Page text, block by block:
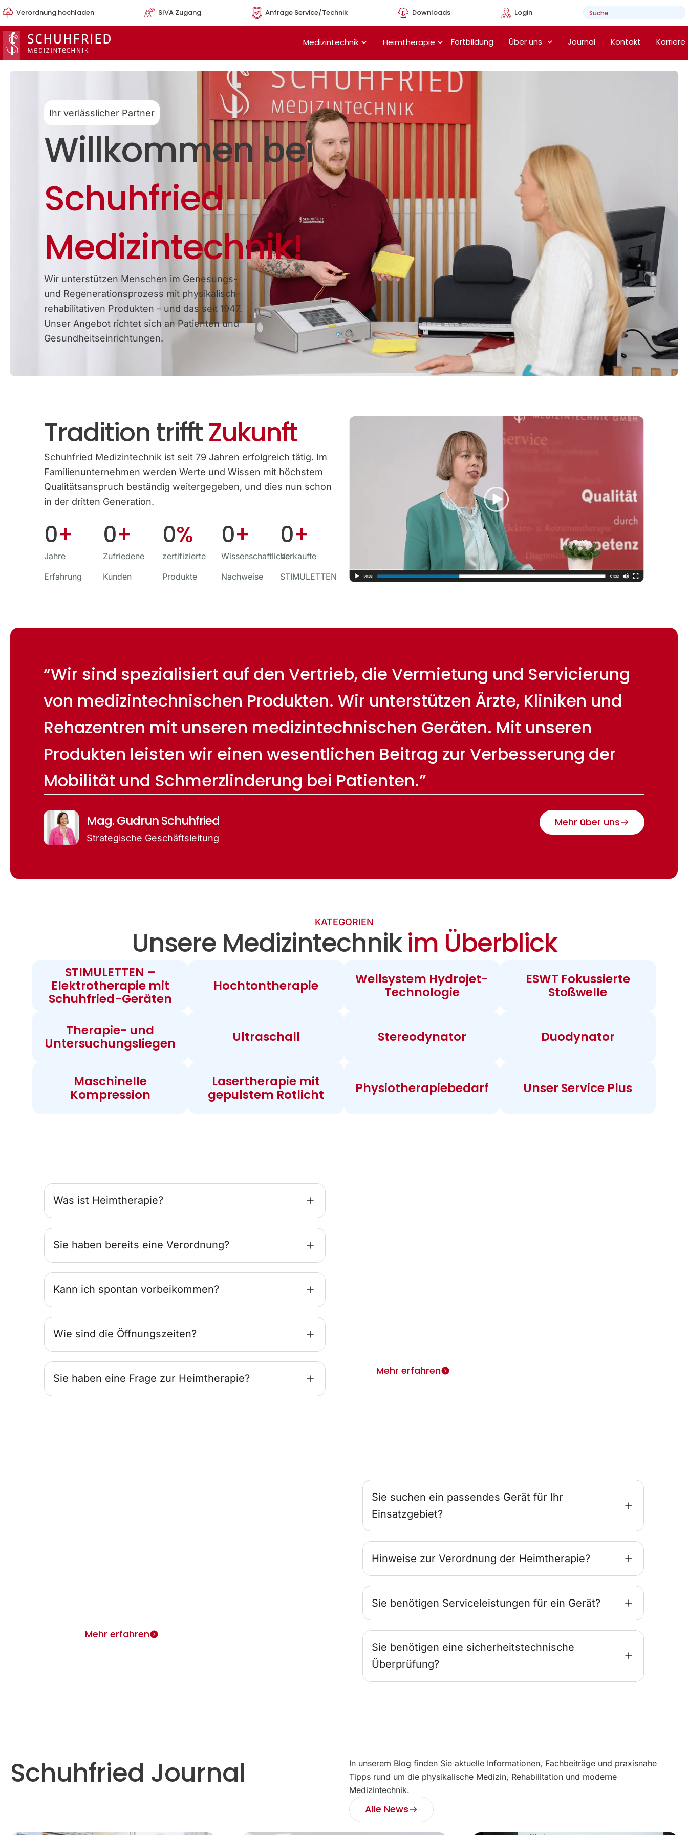
Zum
Inhalt
springen
Verordnung hochladen SIVA Zugang Anfrage Service/Technik Downloads Login
Medizintechnik Öffne Medizintechnik
Heimtherapie Öffne Heimtherapie
Fortbildung Über uns Journal Kontakt Karriere
Ihr verlässlicher Partner
Willkommen bei
Schuhfried
Medizintechnik!
Wir unterstützen Menschen im Genesungs-
und Regenerationsprozess mit physikalisch-
rehabilitativen Produkten – und das seit 1947.
Unser Angebot richtet sich an Patienten und
Gesundheitseinrichtungen.
Tradition trifftZukunft
Schuhfried Medizintechnik ist seit 79 Jahren erfolgreich tätig. Im
Familien­unternehmen werden Werte und Wissen mit höchstem
Qualitäts­anspruch beständig weitergegeben, und dies nun schon
in der dritten Generation.
Jahre
Erfahrung
0+
Zufriedene
Kunden
0+
zertifizierte
Produkte
0%
Wissenschaftliche
Nachweise
0+
Verkaufte
STIMULETTEN
0+
“Wir sind spezialisiert auf den Vertrieb, die Vermietung und Servicierung
von medizintechnischen Produkten. Wir unterstützen Ärzte, Kliniken und
Rehazentren mit unseren medizintechnischen Geräten. Mit unseren
Produkten leisten wir einen wesentlichen Beitrag zur Verbesserung der
Mobilität und Schmerzlinderung bei Patienten.”
Mag. Gudrun Schuhfried
Strategische Geschäftsleitung
Mehr über uns
KATEGORIEN
Unsere Medizintechnikim Überblick
STIMULETTEN –
Elektrotherapie mit
Schuhfried-Geräten
Hochtontherapie
Wellsystem Hydrojet-
Technologie
ESWT Fokussierte
Stoßwelle
Therapie- und
Untersuchungsliegen
Ultraschall Stereodynator Duodynator
Maschinelle
Kompression
Lasertherapie mit
gepulstem Rotlicht
Physiotherapiebedarf Unser Service Plus
Was ist Heimtherapie?
Sie haben bereits eine Verordnung?
Kann ich spontan vorbeikommen?
Wie sind die Öffnungszeiten?
Sie haben eine Frage zur Heimtherapie?
Mehr erfahren
Sie suchen ein passendes Gerät für Ihr
Einsatzgebiet?
Hinweise zur Verordnung der Heimtherapie?
Sie benötigen Serviceleistungen für ein Gerät?
Sie benötigen eine sicherheitstechnische
Überprüfung?
Mehr erfahren
Schuhfried Journal
In unserem Blog finden Sie aktuelle Informationen, Fachbeiträge und praxisnahe
Tipps rund um die physikalische Medizin, Rehabilitation und moderne
Medizintechnik.
Alle News